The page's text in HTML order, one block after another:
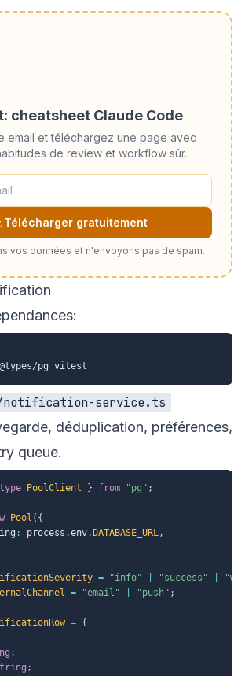
cheatsheet Claude Code
email et téléchargez une page avec
de review et workflow sûr.
Télécharger gratuitement
vos données et n'envoyons pas de spam.
service.ts
déduplication, préférences,
queue.
type PoolClient } from "pg" ;
Pool ( {
: process .env. DATABASE_URL,
= "info" "success"
= "email" "push" ;
= {
;
;